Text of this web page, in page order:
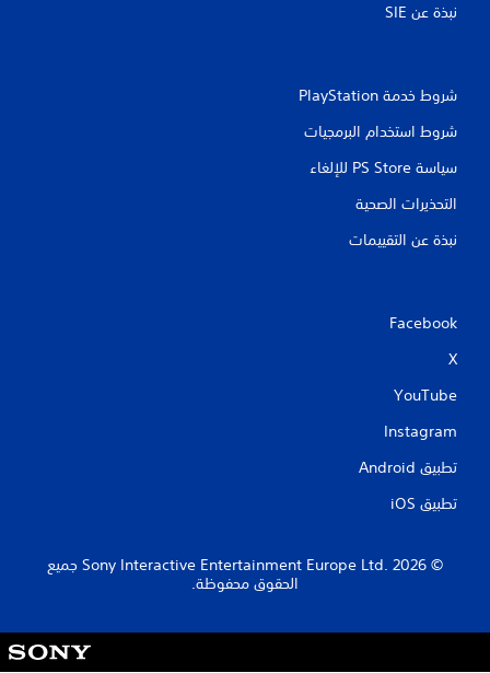
نبذة عن SIE‏
شروط خدمة PlayStation‏
شروط استخدام البرمجيات
سياسة PS Store للإلغاء
التحذيرات الصحية
نبذة عن التقييمات
Facebook
X
YouTube
Instagram
تطبيق Android‏
تطبيق iOS‏
‏© 2026 Sony Interactive Entertainment Europe Ltd.‎ جميع
الحقوق محفوظة.